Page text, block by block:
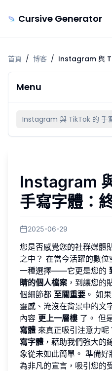
Cursive Generator
首頁 / 博客 / Instagram 與
Menu
Instagram 與 TikTok 的 手
Instagram
手寫字體 ：
2025-06-29
您是否感覺您的社群媒體
之中？ 在當今活躍的數
一種選擇——它更是您的
睛的個人檔案 ，到讓您的
個細節都 至關重要 。 如
靈感、淹沒在背景中的文
內容 更上一層樓 了。 但
寫體 來真正吸引注意力
寫字體 ，藉助我們強大的
象從未如此簡單。 準備
為非凡的宣言，吸引您的